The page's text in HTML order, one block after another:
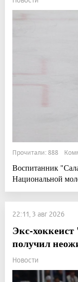
Прочитали: 888
Воспитанник
Национальной
22:11, 3 авг 2026
Экс-
получил
Новости